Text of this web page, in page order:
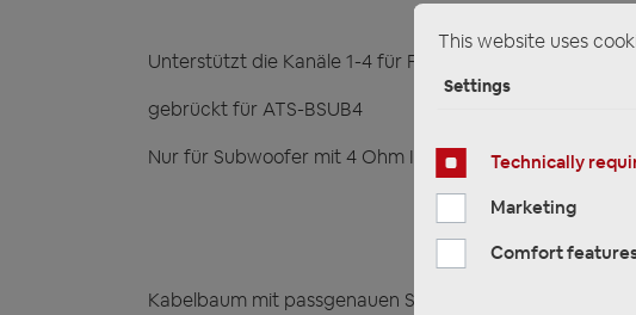
Unterstützt die Kanäle 1-4 für Front und Rear sowie
gebrückt für ATS-BSUB4
Nur für Subwoofer mit 4 Ohm Impedanz
Kabelbaum mit passgenauen Steckern zum Integrieren
This website uses
Settings
Technically
Marketing
Comfort